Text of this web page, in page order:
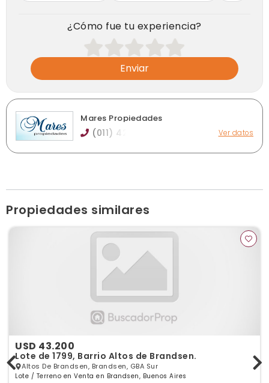
¿Cómo fue tu experiencia?
Enviar
Mares Propiedades
(011) 42 Ver datos
Propiedades similares
USD 43.200
Lote de 1799, Barrio Altos de Brandsen.
Altos De Brandsen, Brandsen, GBA Sur
Lote / Terreno en Venta en Brandsen, Buenos Aires